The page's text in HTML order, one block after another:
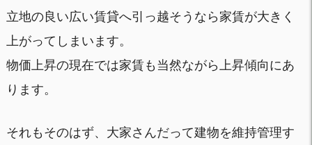
立地の良い広い賃貸へ引っ越そうなら家賃が大きく
上がってしまいます。
物価上昇の現在では家賃も当然ながら上昇傾向にあ
ります。
それもそのはず、大家さんだって建物を維持管理す